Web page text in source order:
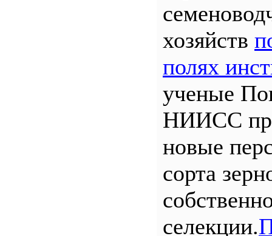
хозяйств
полях
ученые
НИИСС
новые
сорта
селекции.